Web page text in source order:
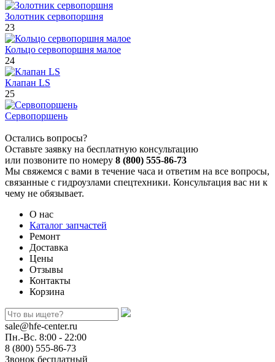
Золотник сервопоршня
23
Кольцо сервопоршня малое
24
Клапан LS
25
Сервопоршень
Остались вопросы?
Оставьте заявку на бесплатную консультацию
или позвоните по номеру 8 (800) 555-86-73
Мы свяжемся с вами в течение часа и ответим на все вопросы,
связанные с гидроузлами спецтехники. Консультация вас ни к
чему не обязывает.
О нас
Каталог запчастей
Ремонт
Доставка
Цены
Отзывы
Контакты
Корзина
sale@hfe-center.ru
Пн.-Вс. 8:00 - 22:00
8 (800) 555-86-73
Звонок бесплатный